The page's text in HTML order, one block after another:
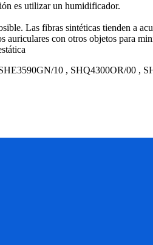
es utilizar un humidificador.
Las fibras sintéticas tienden a
con otros objetos para
10 , SHQ4300OR/00 ,